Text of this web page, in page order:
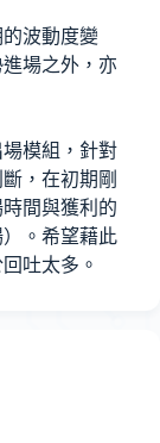
波動度變
場之外，亦
模組，針對
，在初期剛
間與獲利的
。希望藉此
吐太多。